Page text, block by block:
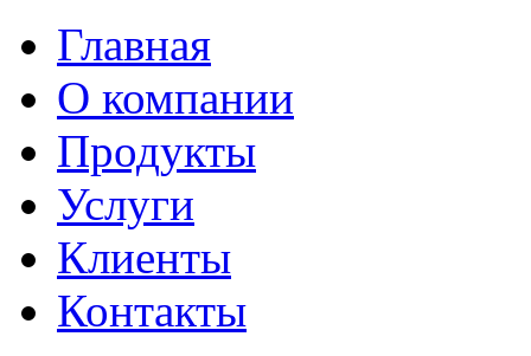
Главная
О компании
Продукты
Услуги
Клиенты
Контакты